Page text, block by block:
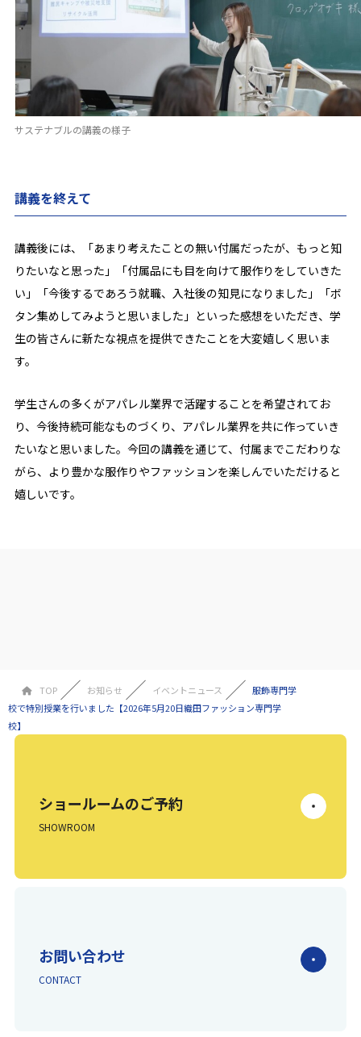
サステナブルの講義の様子
講義を終えて
講義後には、「あまり考えたことの無い付属だったが、もっと知
りたいなと思った」「付属品にも目を向けて服作りをしていきた
い」「今後するであろう就職、入社後の知見になりました」「ボ
タン集めしてみようと思いました」といった感想をいただき、学
生の皆さんに新たな視点を提供できたことを大変嬉しく思いま
す。
学生さんの多くがアパレル業界で活躍することを希望されてお
り、今後持続可能なものづくり、アパレル業界を共に作っていき
たいなと思いました。今回の講義を通じて、付属までこだわりな
がら、より豊かな服作りやファッションを楽しんでいただけると
嬉しいです。
TOP お知らせ イベントニュース
服飾専門学
校で特別授業を行いました【2026年5月20日織田ファッション専門学
校】
お問い合わせ
CONTACT
ショールームのご予約
SHOWROOM